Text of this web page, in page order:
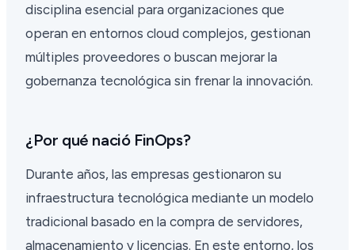
disciplina esencial para organizaciones que
operan en entornos cloud complejos, gestionan
múltiples proveedores o buscan mejorar la
gobernanza tecnológica sin frenar la innovación.
¿Por qué nació FinOps?
Durante años, las empresas gestionaron su
infraestructura tecnológica mediante un modelo
tradicional basado en la compra de servidores,
almacenamiento y licencias. En este entorno, los